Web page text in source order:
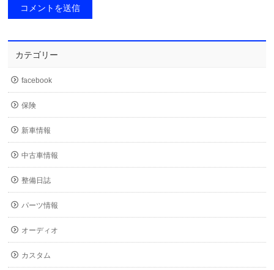
カテゴリー
facebook
保険
新車情報
中古車情報
整備日誌
パーツ情報
オーディオ
カスタム